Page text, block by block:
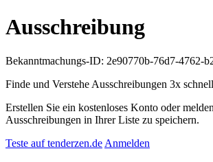
Ausschreibung
Bekanntmachungs-ID: 2e90770b-76d7-4762-
Finde und Verstehe Ausschreibungen 3x
Erstellen Sie ein kostenloses Konto oder
Ausschreibungen in Ihrer Liste zu speichern.
Teste auf tenderzen.de Anmelden